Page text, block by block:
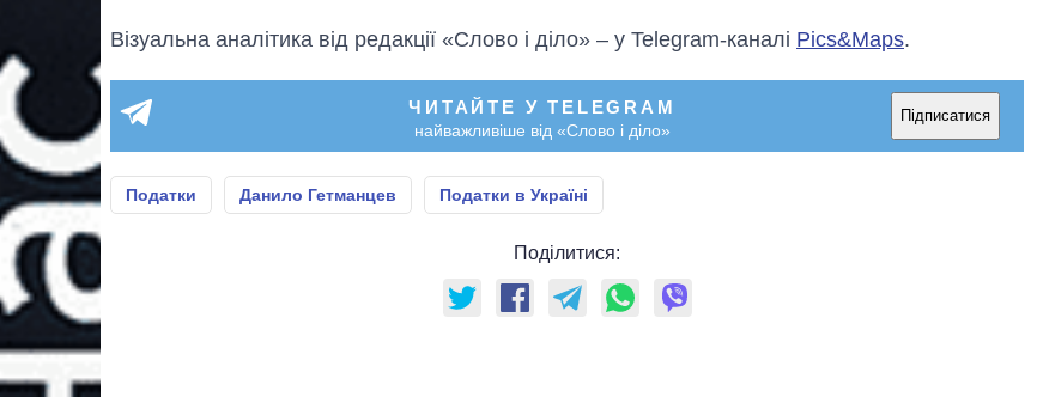
Візуальна аналітика від редакції «Слово і діло» – у Telegram-каналі Pics&Maps.
ЧИТАЙТЕ У TELEGRAM
найважливіше від «Слово і діло»
Підписатися
Податки Данило Гетманцев Податки в Україні
Поділитися: